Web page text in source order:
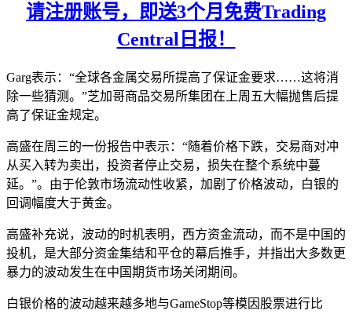
请注册账号，即送3个月免费Trading
Central日报！
Garg表示：“全球各金属交易所提高了保证金要求……这将消
除一些猜测。”芝加哥商品交易所集团在上周五大幅抛售后提
高了保证金规定。
高盛在周三的一份报告中表示：“随着价格下跌，交易商对冲
从买入转为卖出，投资者停止交易，损失在整个系统中蔓
延。”。由于伦敦市场流动性收紧，加剧了价格波动，白银的
回调幅度大于黄金。
高盛补充说，波动的时机表明，西方资金流动，而不是中国的
投机，是大部分资金集结和平仓的幕后推手，并指出大多数更
暴力的波动发生在中国期货市场关闭期间。
白银价格的波动越来越多地与GameStop等模因股票进行比